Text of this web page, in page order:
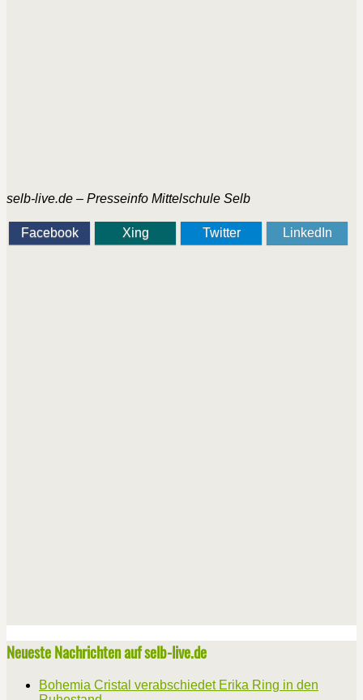
selb-live.de – Presseinfo Mittelschule Selb
Facebook Xing Twitter LinkedIn
Neueste Nachrichten auf selb-live.de
Bohemia Cristal verabschiedet Erika Ring in den